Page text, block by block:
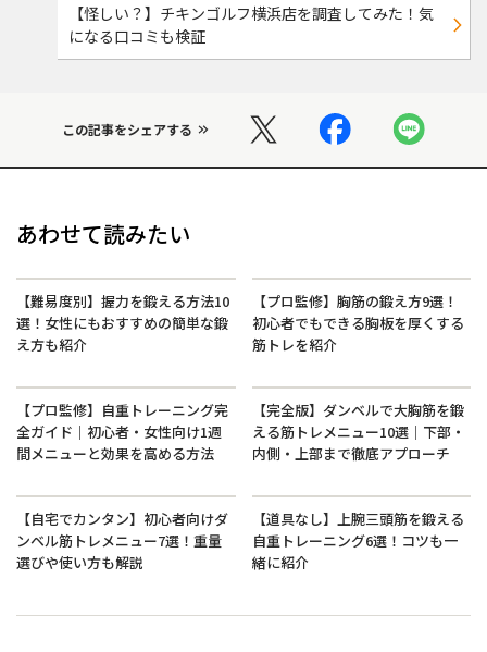
【怪しい？】チキンゴルフ横浜店を調査してみた！気
になる口コミも検証
この記事をシェアする
あわせて読みたい
【難易度別】握力を鍛える方法10
選！女性にもおすすめの簡単な鍛
え方も紹介
【プロ監修】胸筋の鍛え方9選！
初心者でもできる胸板を厚くする
筋トレを紹介
【プロ監修】自重トレーニング完
全ガイド｜初心者・女性向け1週
間メニューと効果を高める方法
【完全版】ダンベルで大胸筋を鍛
える筋トレメニュー10選｜下部・
内側・上部まで徹底アプローチ
【自宅でカンタン】初心者向けダ
ンベル筋トレメニュー7選！重量
選びや使い方も解説
【道具なし】上腕三頭筋を鍛える
自重トレーニング6選！コツも一
緒に紹介